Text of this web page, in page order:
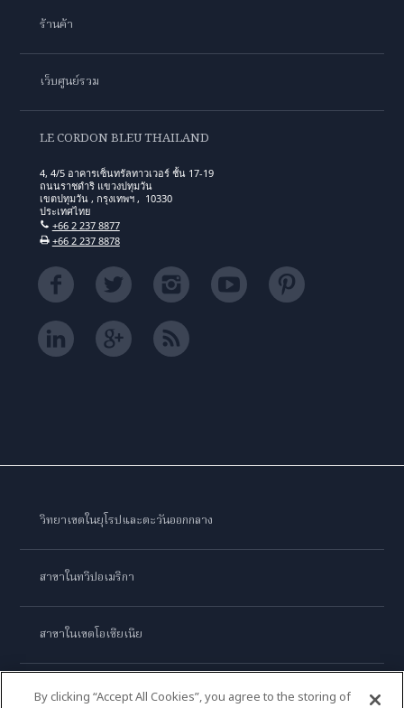
ร้านค้า
เว็บศูนย์รวม
LE CORDON BLEU THAILAND
4, 4/5 อาคารเซ็นทรัลทาวเวอร์ ชั้น 17-19
ถนนราชดำริ แขวงปทุมวัน
เขตปทุมวัน , กรุงเทพฯ , 10330
ประเทศไทย
+66 2 237 8877
+66 2 237 8878
วิทยาเขตในยุโรปและตะวันออกกลาง
สาขาในทวีปอเมริกา
สาขาในเขตโอเชียเนีย
สาขาในทวีปเอเชีย
By clicking “Accept All Cookies”, you agree to the storing of